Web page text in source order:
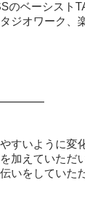
のベーシスト
ジオワーク、
すいように変
加えていただ
いをしていた